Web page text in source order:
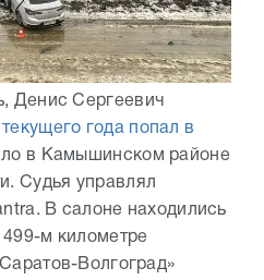
Денис Сергеевич
года попал в
в Камышинском районе
Судья управлял
В салоне находились
499-м километре
Волгоград»